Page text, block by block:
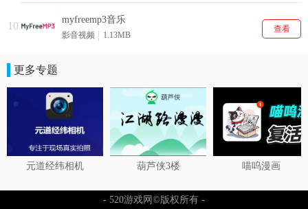
10
myfreemp3音乐
影音视频 1.13MB
查看
更多专题
元道经纬相机 葫芦侠3楼 喵呜漫画
- 520游戏网©版权所有 -